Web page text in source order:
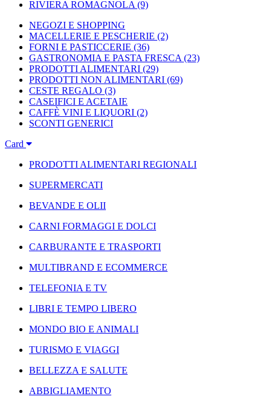
RIVIERA ROMAGNOLA (9)
NEGOZI E SHOPPING
MACELLERIE E PESCHERIE (2)
FORNI E PASTICCERIE (36)
GASTRONOMIA E PASTA FRESCA (23)
PRODOTTI ALIMENTARI (29)
PRODOTTI NON ALIMENTARI (69)
CESTE REGALO (3)
CASEIFICI E ACETAIE
CAFFÈ VINI E LIQUORI (2)
SCONTI GENERICI
Card
PRODOTTI ALIMENTARI REGIONALI
SUPERMERCATI
BEVANDE E OLII
CARNI FORMAGGI E DOLCI
CARBURANTE E TRASPORTI
MULTIBRAND E ECOMMERCE
TELEFONIA E TV
LIBRI E TEMPO LIBERO
MONDO BIO E ANIMALI
TURISMO E VIAGGI
BELLEZZA E SALUTE
ABBIGLIAMENTO